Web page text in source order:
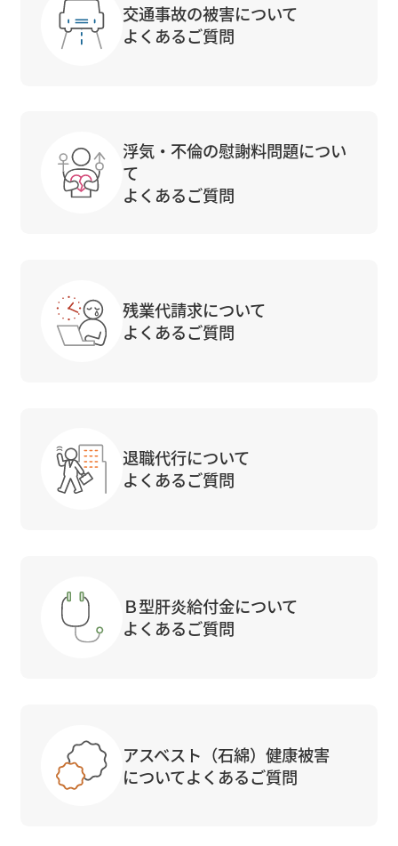
交通事故の被害について
よくあるご質問
浮気・不倫の慰謝料問題につい
て
よくあるご質問
残業代請求について
よくあるご質問
退職代行について
よくあるご質問
Ｂ型肝炎給付金について
よくあるご質問
アスベスト（石綿）健康被害
についてよくあるご質問